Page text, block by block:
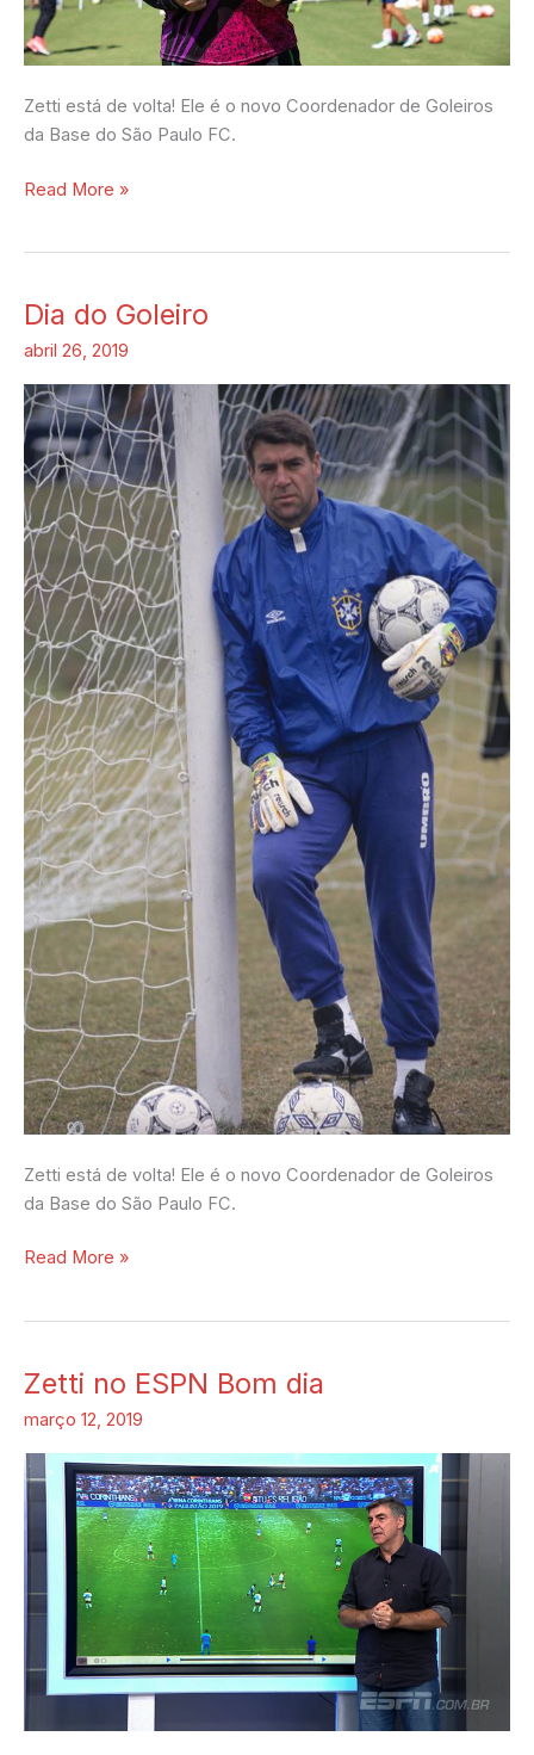
Zetti está de volta! Ele é o novo Coordenador de Goleiros
da Base do São Paulo FC.
Read More »
Dia do Goleiro
abril 26, 2019
Zetti está de volta! Ele é o novo Coordenador de Goleiros
da Base do São Paulo FC.
Dia
do
Read More »
Zetti no ESPN Bom dia
março 12, 2019
Zetti
ESPN
Bom
dia